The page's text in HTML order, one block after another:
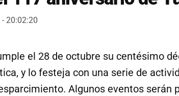
20:02:20
el 28 de octubre su centésimo
y lo festeja con una serie de
Algunos eventos serán